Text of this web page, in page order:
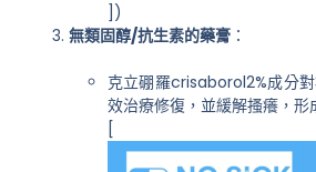
])
無類固醇/抗生素的藥膏：
克立硼羅crisaborol2%成分
效治療修復，並緩解搔癢，形
[